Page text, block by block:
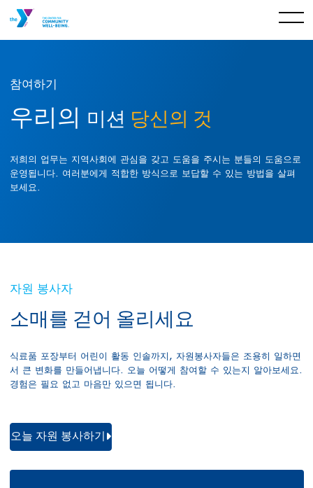
참여하기
우리의 미션 당신의 것
저희의 업무는 지역사회에 관심을 갖고 도움을 주시는 분들의 도움으로
운영됩니다. 여러분에게 적합한 방식으로 보답할 수 있는 방법을 살펴
보세요.
자원 봉사자
소매를 걷어 올리세요
식료품 포장부터 어린이 활동 인솔까지, 자원봉사자들은 조용히 일하면
서 큰 변화를 만들어냅니다. 오늘 어떻게 참여할 수 있는지 알아보세요.
경험은 필요 없고 마음만 있으면 됩니다.
오늘 자원 봉사하기